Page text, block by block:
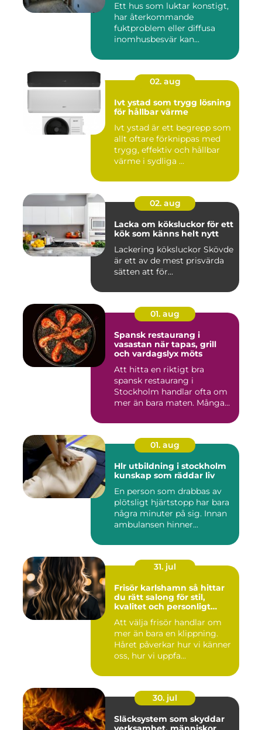
Ett hus som luktar konstigt,
har återkommande
fuktproblem eller diffusa
inomhusbesvär kan...
02. aug
Ivt ystad som trygg lösning
för hållbar värme
Ivt ystad är ett begrepp som
allt oftare förknippas med
trygg, effektiv och hållbar
värme i sydliga ...
02. aug
Lacka om köksluckor för ett
kök som känns helt nytt
Lackering köksluckor Skövde
är ett av de mest prisvärda
sätten att för...
01. aug
Spansk restaurang i
vasastan när tapas, grill
och vardagslyx möts
Att hitta en riktigt bra
spansk restaurang i
Stockholm handlar ofta om
mer än bara maten. Många
01. aug
Hlr utbildning i stockholm
kunskap som räddar liv
En person som drabbas av
plötsligt hjärtstopp har bara
några minuter på sig. Innan
ambulansen hinner...
31. jul
Frisör karlshamn så hittar
du rätt salong för stil,
kvalitet och personligt
Att välja frisör handlar om
mer än bara en klippning.
Håret påverkar hur vi känner
oss, hur vi uppfa...
30. jul
Släcksystem som skyddar